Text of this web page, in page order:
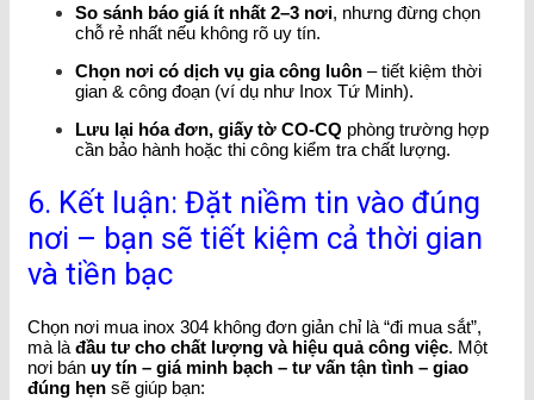
So sánh báo giá ít nhất 2–3 nơi, nhưng đừng chọn
chỗ rẻ nhất nếu không rõ uy tín.
Chọn nơi có dịch vụ gia công luôn – tiết kiệm thời
gian & công đoạn (ví dụ như Inox Tứ Minh).
Lưu lại hóa đơn, giấy tờ CO-CQ phòng trường hợp
cần bảo hành hoặc thi công kiểm tra chất lượng.
6. Kết luận: Đặt niềm tin vào đúng
nơi – bạn sẽ tiết kiệm cả thời gian
và tiền bạc
Chọn nơi mua inox 304 không đơn giản chỉ là “đi mua sắt”,
mà là đầu tư cho chất lượng và hiệu quả công việc. Một
nơi bán uy tín – giá minh bạch – tư vấn tận tình – giao
đúng hẹn sẽ giúp bạn: